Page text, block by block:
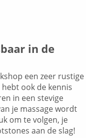
in de
een zeer rustige
ook de kennis
in een stevige
je massage wordt
om te volgen, je
aan de slag!